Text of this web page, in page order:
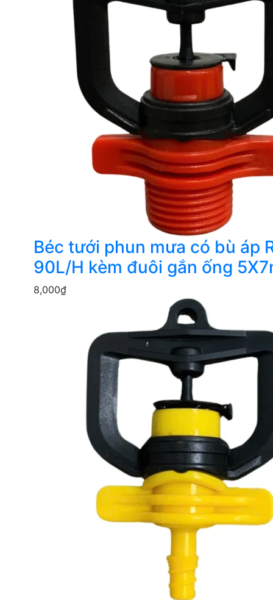
Béc tưới phun mưa có bù áp
90L/H kèm đuôi gắn ống
8,000₫